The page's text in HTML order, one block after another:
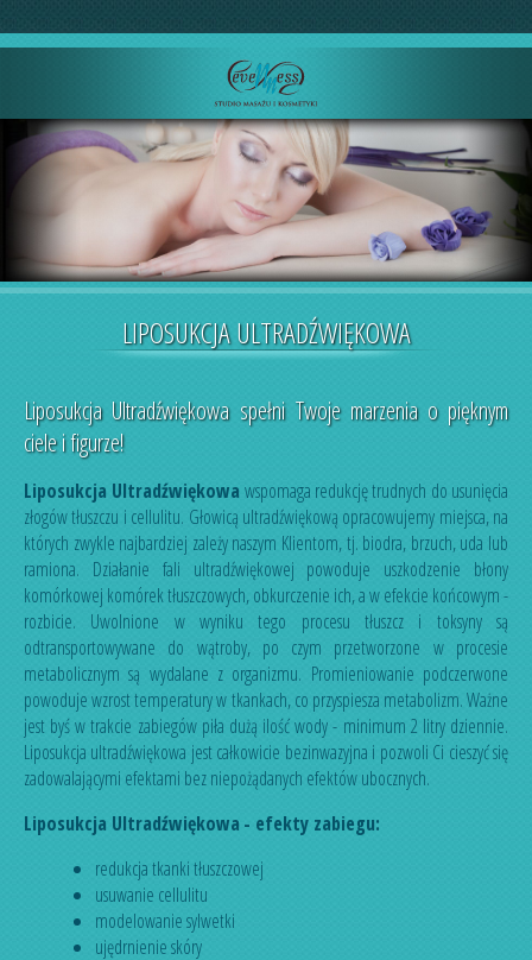
LIPOSUKCJA ULTRADŹWIĘKOWA
Liposukcja Ultradźwiękowa spełni Twoje marzenia o pięknym
ciele i figurze!
Liposukcja Ultradźwiękowa wspomaga redukcję trudnych do usunięcia
złogów tłuszczu i cellulitu. Głowicą ultradźwiękową opracowujemy miejsca, na
których zwykle najbardziej zależy naszym Klientom, tj. biodra, brzuch, uda lub
ramiona. Działanie fali ultradźwiękowej powoduje uszkodzenie błony
komórkowej komórek tłuszczowych, obkurczenie ich, a w efekcie końcowym -
rozbicie. Uwolnione w wyniku tego procesu tłuszcz i toksyny są
odtransportowywane do wątroby, po czym przetworzone w procesie
metabolicznym są wydalane z organizmu. Promieniowanie podczerwone
powoduje wzrost temperatury w tkankach, co przyspiesza metabolizm. Ważne
jest byś w trakcie zabiegów piła dużą ilość wody - minimum 2 litry dziennie.
Liposukcja ultradźwiękowa jest całkowicie bezinwazyjna i pozwoli Ci cieszyć się
zadowalającymi efektami bez niepożądanych efektów ubocznych.
Liposukcja Ultradźwiękowa - efekty zabiegu:
redukcja tkanki tłuszczowej
usuwanie cellulitu
modelowanie sylwetki
ujędrnienie skóry